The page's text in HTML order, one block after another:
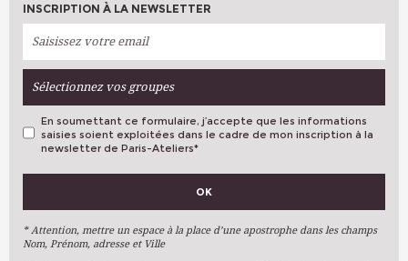
INSCRIPTION À LA NEWSLETTER
Sélectionnez vos groupes
VOS PRÉFÉRENCES
Arts Plastiques
Arts Du Texte
En soumettant ce formulaire, j’accepte que les informations
saisies soient exploitées dans le cadre de mon inscription à la
newsletter de Paris-Ateliers*
OK
* Attention, mettre un espace à la place d’une apostrophe dans les champs
Nom, Prénom, adresse et Ville